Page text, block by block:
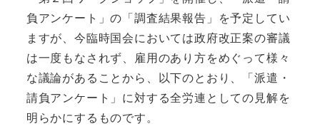
負アンケート」の「調査結果報告」を予定してい
ますが、今臨時国会においては政府改正案の審議
は一度もなされず、雇用のあり方をめぐって様々
な議論があることから、以下のとおり、「派遣・
請負アンケート」に対する全労連としての見解を
明らかにするものです。